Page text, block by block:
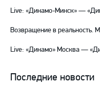
Live: «Динамо-Минск» —
Возвращение в реальность.
Live: «Динамо» Москва —
Последние новости